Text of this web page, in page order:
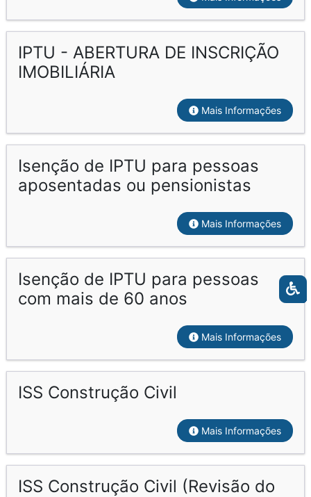
IPTU - ABERTURA DE INSCRIÇÃO
IMOBILIÁRIA
Mais Informações
Isenção de IPTU para pessoas
aposentadas ou pensionistas
Mais Informações
Isenção de IPTU para pessoas
com mais de 60 anos
Mais Informações
ISS Construção Civil
Mais Informações
ISS Construção Civil (Revisão do